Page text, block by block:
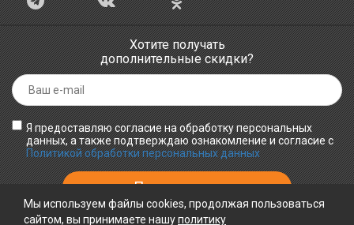
Хотите получать
дополнительные скидки?
Я предоставляю согласие на обработку персональных
данных, а также подтверждаю ознакомление и согласие с
Политикой обработки персональных данных
Мы используем файлы cookies, продолжая пользоваться
сайтом, вы принимаете нашуполитику